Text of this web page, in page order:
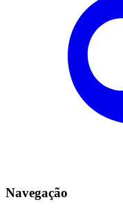
Navegação